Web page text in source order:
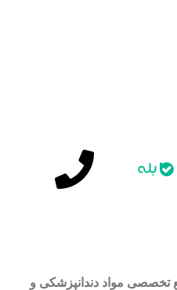
تخصصی مواد دندانپزشکی و